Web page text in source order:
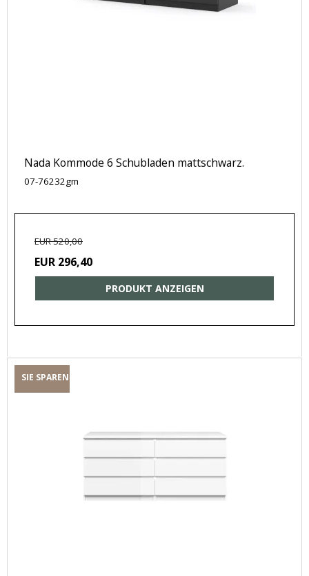
Nada Kommode 6 Schubladen mattschwarz.
07-76232gm
EUR 520,00
EUR 296,40
PRODUKT ANZEIGEN
SIE SPAREN